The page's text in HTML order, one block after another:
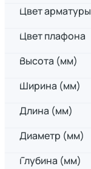
Цвет арматуры
Цвет плафона
Высота (мм)
Ширина (мм)
Длина (мм)
Диаметр (мм)
Глубина (мм)